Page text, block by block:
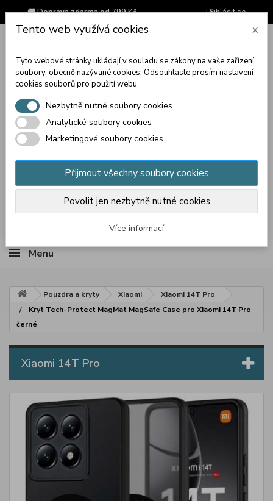
🚚 Doprava zdarma od 799 Kč Přihlásit se
Košík (prázdný)
Menu
Pouzdra a kryty Xiaomi
Xiaomi 14T Pro
Kryt Tech-Protect MagMat MagSafe Case pro Xiaomi 14T Pro
černé
Xiaomi 14T Pro
Tento web využívá cookies x
Tyto webové stránky ukládají v souladu se zákony na vaše zařízení
soubory, obecně nazývané cookies. Odsouhlaste prosím nastavení
cookies souborů pro použití webu.
Nezbytně nutné soubory cookies
Analytické soubory cookies
Marketingové soubory cookies
Přijmout všechny soubory cookies
Povolit jen nezbytně nutné cookies
Více informací